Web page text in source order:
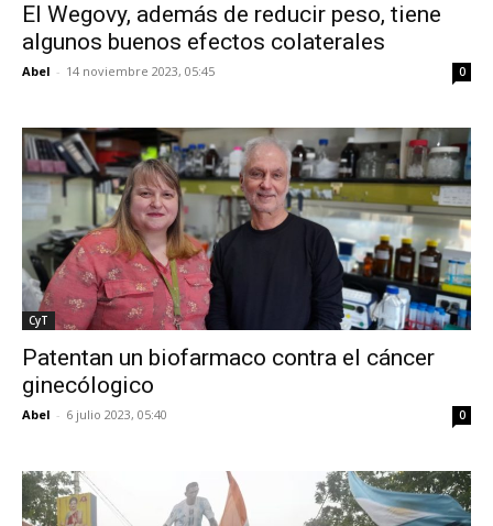
El Wegovy, además de reducir peso, tiene
algunos buenos efectos colaterales
Abel - 14 noviembre 2023, 05:45 0
CyT
Patentan un biofarmaco contra el cáncer
ginecólogico
Abel - 6 julio 2023, 05:40 0